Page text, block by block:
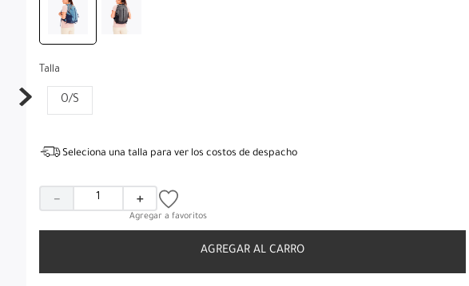
Talla
O/S
Seleciona una talla para ver los costos de despacho
＋
－
AGREGAR AL CARRO